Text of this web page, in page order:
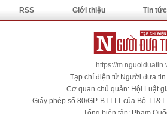
RSS Giới thiệu Tin
https://
Tạp chí điện tử Người đưa tin
Cơ quan chủ quản: Hội Luật
Giấy phép số 80/GP-BTTTT của Bộ